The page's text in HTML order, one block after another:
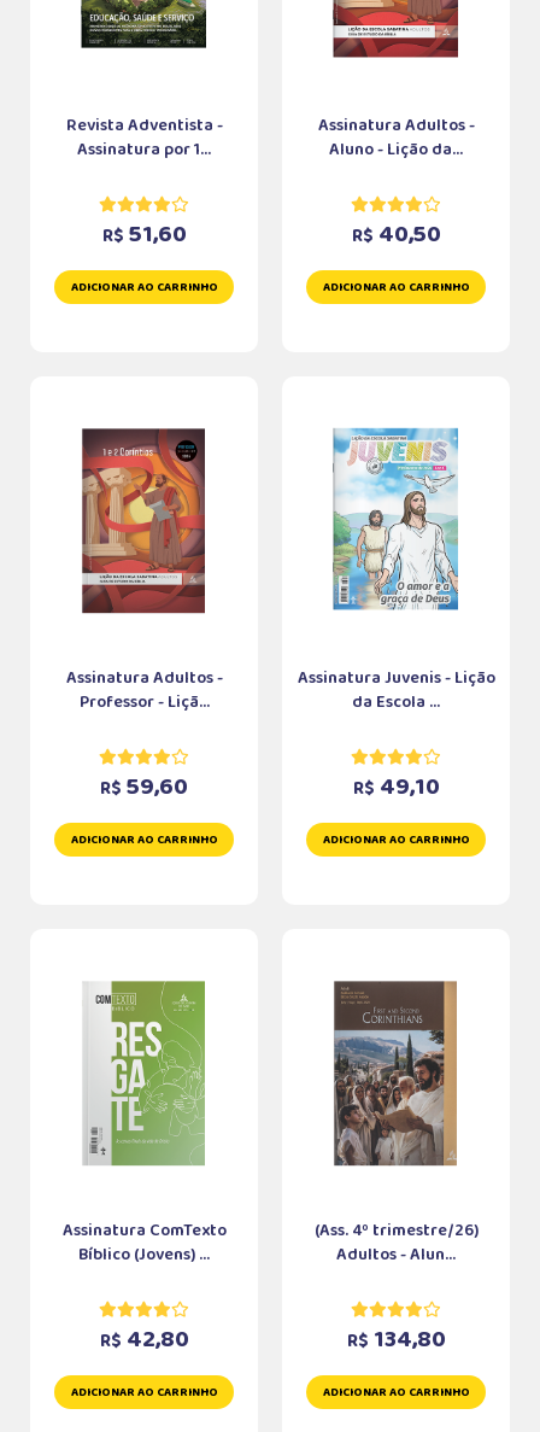
Revista Adventista -
Assinatura por 1...
R$ 51,60
ADICIONAR AO CARRINHO
Assinatura Adultos -
Aluno - Lição da...
R$ 40,50
ADICIONAR AO CARRINHO
Assinatura Adultos -
Professor - Liçã...
R$ 59,60
ADICIONAR AO CARRINHO
Assinatura Juvenis - Lição
da Escola ...
R$ 49,10
ADICIONAR AO CARRINHO
Assinatura ComTexto
Bíblico (Jovens) ...
R$ 42,80
ADICIONAR AO CARRINHO
(Ass. 4º trimestre/26)
Adultos - Alun...
R$ 134,80
ADICIONAR AO CARRINHO